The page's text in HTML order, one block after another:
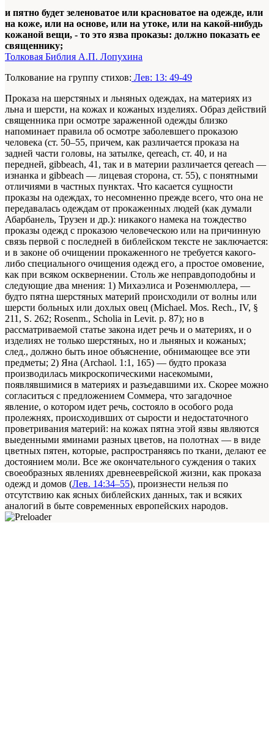
и пятно будет зеленоватое или красноватое на одежде, или
на коже, или на основе, или на утоке, или на какой-нибудь
кожаной вещи, - то это язва проказы: должно показать ее
священнику;
Толковая Библия А.П. Лопухина
Толкование на группу стихов: Лев: 13: 49-49
Проказа на шерстяных и льняных одеждах, на материях из
льна и шерсти, на кожах и кожаных изделиях. Образ действий
священника при осмотре зараженной одежды близко
напоминает правила об осмотре заболевшего проказою
человека (ст. 50–55, причем, как различается проказа на
задней части головы, на затылке, qereach, ст. 40, и на
передней, gibbeach, 41, так и в материи различается qereach —
изнанка и gibbeach — лицевая сторона, ст. 55), с понятными
отличиями в частных пунктах. Что касается сущности
проказы на одеждах, то несомненно прежде всего, что она не
передавалась одеждам от прокаженных людей (как думали
Абарбанель, Трузен и др.): никакого намека на тождество
проказы одежд с проказою человеческою или на причинную
связь первой с последней в библейском тексте не заключается:
и в законе об очищении прокаженного не требуется какого-
либо специального очищения одежд его, а простое омовение,
как при всяком осквернении. Столь же неправдоподобны и
следующие два мнения: 1) Михаэлиса и Розенмюллера, —
будто пятна шерстяных материй происходили от волны или
шерсти больных или дохлых овец (Michael. Mos. Rech., IV, §
211, S. 262; Rosenm., Scholia in Levit. p. 87); но в
рассматриваемой статье закона идет речь и о материях, и о
изделиях не только шерстяных, но и льняных и кожаных;
след., должно быть иное объяснение, обнимающее все эти
предметы; 2) Яна (Archaol. 1:1, 165) — будто проказа
производилась микроскопическими насекомыми,
появлявшимися в материях и разъедавшими их. Скорее можно
согласиться с предложением Соммера, что загадочное
явление, о котором идет речь, состояло в особого рода
пролежнях, происходивших от сырости и недостаточного
проветривания материй: на кожах пятна этой язвы являются
выеденными яминами разных цветов, на полотнах — в виде
цветных пятен, которые, распространяясь по ткани, делают ее
достоянием моли. Все же окончательного суждения о таких
своеобразных явлениях древнееврейской жизни, как проказа
одежд и домов (Лев. 14:34–55), произнести нельзя по
отсутствию как ясных библейских данных, так и всяких
аналогий в быте современных европейских народов.